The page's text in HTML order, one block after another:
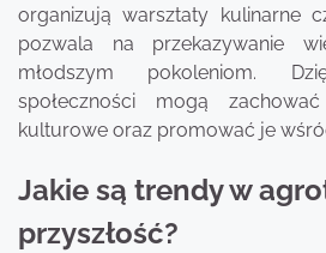
organizują warsztaty kulinarne
pozwala na przekazywanie
młodszym pokoleniom.
społeczności mogą
kulturowe oraz promować je
Jakie są trendy w
przyszłość?